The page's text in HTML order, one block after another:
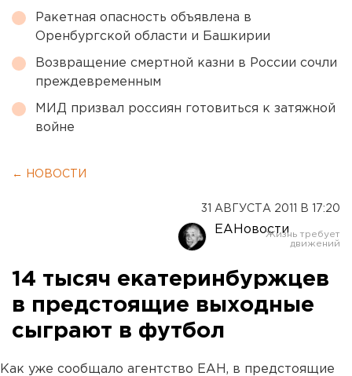
Ракетная опасность объявлена в
Оренбургской области и Башкирии
Возвращение смертной казни в России сочли
преждевременным
МИД призвал россиян готовиться к затяжной
войне
← НОВОСТИ
31 АВГУСТА 2011 В 17:20
ЕАНовости
14 тысяч екатеринбуржцев
в предстоящие выходные
сыграют в футбол
Как уже сообщало агентство ЕАН, в предстоящие